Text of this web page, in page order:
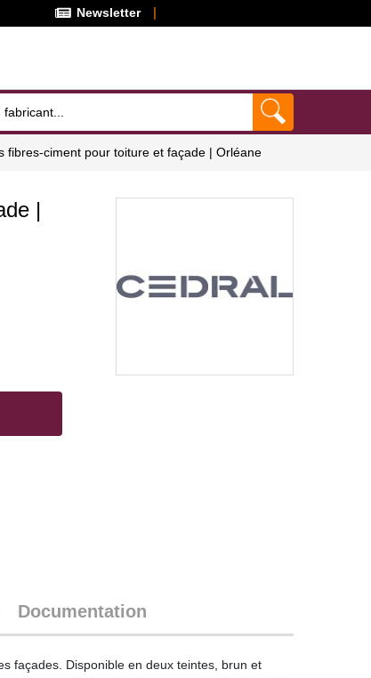
Newsletter
fibres-ciment pour toiture et façade | Orléane
|
Documentation
façades. Disponible en deux teintes, brun et